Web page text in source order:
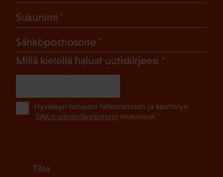
Sukunimi
Sähköpostiosoite
Millä kielellä haluat uutiskirjeesi (Pakollinen)
Hyväksyn tietojeni tallentamisen ja käsittelyn
SAK:n viestintärekisterin mukaisesti *
Tilaa